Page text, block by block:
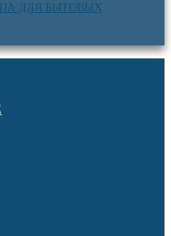
ДЛЯ БЫТОВЫХ